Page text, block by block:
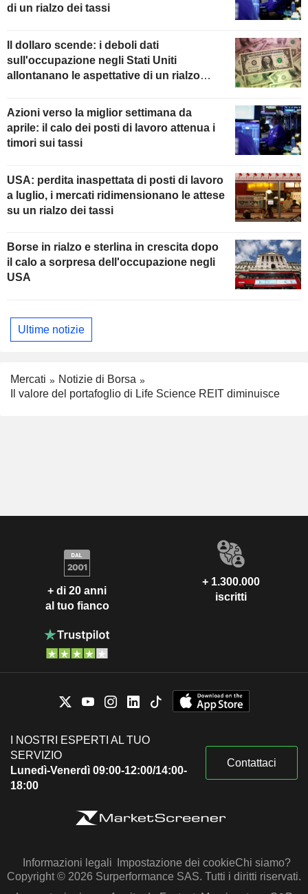
di un rialzo dei tassi
Il dollaro scende: i deboli dati
sull'occupazione negli Stati Uniti
allontanano le aspettative di un rialzo
Azioni verso la miglior settimana da
aprile: il calo dei posti di lavoro attenua i
timori sui tassi
USA: perdita inaspettata di posti di lavoro
a luglio, i mercati ridimensionano le attese
su un rialzo dei tassi
Borse in rialzo e sterlina in crescita dopo
il calo a sorpresa dell'occupazione negli
USA
Ultime notizie
Mercati
Notizie di Borsa
Il valore del portafoglio di Life Science REIT diminuisce
+ di 20 anni
al tuo fianco
+ 1.300.000
iscritti
I NOSTRI ESPERTI AL TUO
SERVIZIO
Lunedì-Venerdì 09:00-12:00/14:00-
18:00
Contattaci
Informazioni legali Impostazione dei cookieChi siamo?
Copyright © 2026 Surperformance SAS. Tutti i diritti riservati.